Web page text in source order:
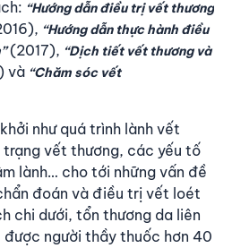
“Hướng dẫn điều trị vết thương
“Hướng dẫn thực hành điều
(2017), “Dịch tiết vết thương và
và “Chăm sóc vết
như quá trình lành vết
vết thương, các yếu tố
lành… cho tới những vấn đề
đoán và điều trị vết loét
chi dưới, tổn thương da liên
người thầy thuốc hơn 40